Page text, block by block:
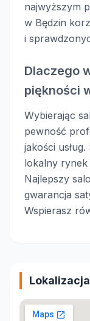
najwyższym
w Będzin
i
Dlaczego
piękności
Wybierając
pewność
jakości
lokalny rynek
Najlepszy
gwarancja
Wspierasz
Lokalizacja